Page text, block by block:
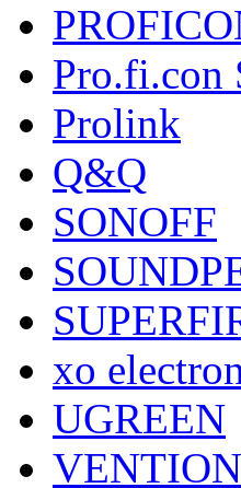
Pro.fi.con
Prolink
Q&Q
SONOFF
xo
UGREEN
VENTION